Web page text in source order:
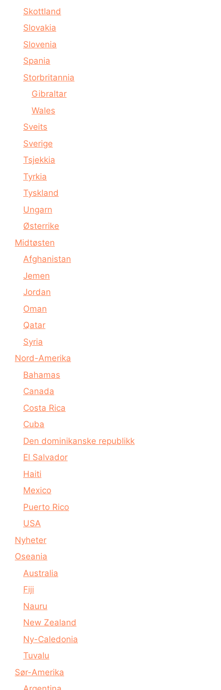
Skottland
Slovakia
Slovenia
Spania
Storbritannia
Gibraltar
Wales
Sveits
Sverige
Tsjekkia
Tyrkia
Tyskland
Ungarn
Østerrike
Midtøsten
Afghanistan
Jemen
Jordan
Oman
Qatar
Syria
Nord-Amerika
Bahamas
Canada
Costa Rica
Cuba
Den dominikanske republikk
El Salvador
Haiti
Mexico
Puerto Rico
USA
Nyheter
Oseania
Australia
Fiji
Nauru
New Zealand
Ny-Caledonia
Tuvalu
Sør-Amerika